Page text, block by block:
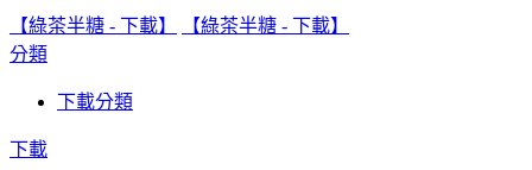
【綠茶半糖 - 下載】
【綠茶半糖 - 下載】
分類
下載分類
下載